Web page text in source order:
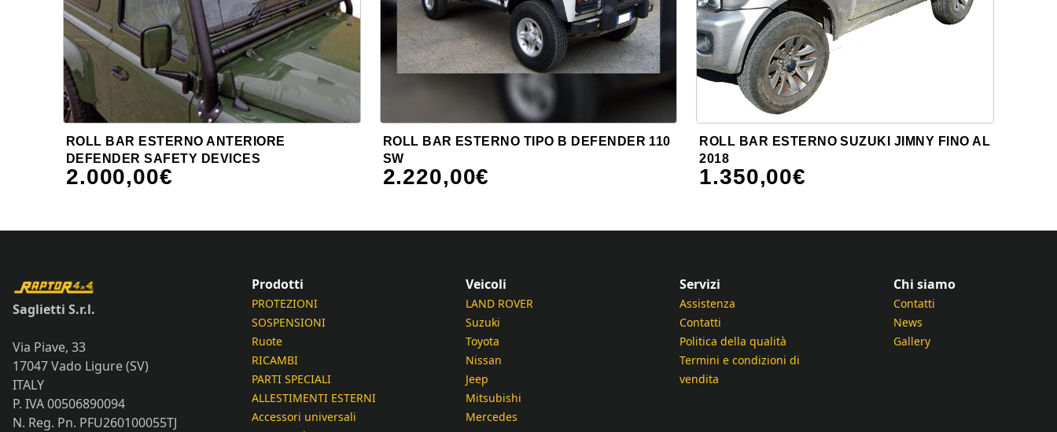
ROLL BAR ESTERNO ANTERIORE
DEFENDER SAFETY DEVICES
2.000,00€
ROLL BAR ESTERNO TIPO B DEFENDER 110
SW
2.220,00€
ROLL BAR ESTERNO SUZUKI JIMNY FINO AL
2018
1.350,00€
Saglietti S.r.l.
Via Piave, 33
17047 Vado Ligure (SV)
ITALY
P. IVA 00506890094
N. Reg. Pn. PFU260100055TJ
Prodotti
PROTEZIONI
SOSPENSIONI
Ruote
RICAMBI
PARTI SPECIALI
ALLESTIMENTI ESTERNI
Accessori universali
Veicoli
LAND ROVER
Suzuki
Toyota
Nissan
Jeep
Mitsubishi
Mercedes
Servizi
Assistenza
Contatti
Politica della qualità
Termini e condizioni di
vendita
Chi siamo
Contatti
News
Gallery